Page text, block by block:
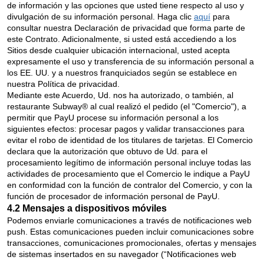
de información y las opciones que usted tiene respecto al uso y
divulgación de su información personal. Haga clic aquí para
consultar nuestra Declaración de privacidad que forma parte de
este Contrato. Adicionalmente, si usted está accediendo a los
Sitios desde cualquier ubicación internacional, usted acepta
expresamente el uso y transferencia de su información personal a
los EE. UU. y a nuestros franquiciados según se establece en
nuestra Política de privacidad.
Mediante este Acuerdo, Ud. nos ha autorizado, o también, al
restaurante Subway® al cual realizó el pedido (el "Comercio"), a
permitir que PayU procese su información personal a los
siguientes efectos: procesar pagos y validar transacciones para
evitar el robo de identidad de los titulares de tarjetas. El Comercio
declara que la autorización que obtuvo de Ud. para el
procesamiento legítimo de información personal incluye todas las
actividades de procesamiento que el Comercio le indique a PayU
en conformidad con la función de contralor del Comercio, y con la
función de procesador de información personal de PayU.
4.2 Mensajes a dispositivos móviles
Podemos enviarle comunicaciones a través de notificaciones web
push. Estas comunicaciones pueden incluir comunicaciones sobre
transacciones, comunicaciones promocionales, ofertas y mensajes
de sistemas insertados en su navegador (“Notificaciones web